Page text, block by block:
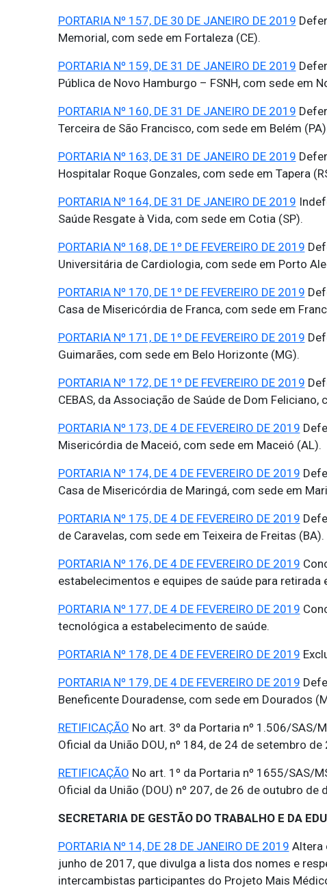
PORTARIA Nº 157, DE 30 DE JANEIRO DE 2019
Memorial, com sede em Fortaleza (CE).
PORTARIA Nº 159, DE 31 DE JANEIRO DE 2019
Pública de Novo Hamburgo – FSNH, com sede em
PORTARIA Nº 160, DE 31 DE JANEIRO DE 2019
Terceira de São Francisco, com sede em Belém
PORTARIA Nº 163, DE 31 DE JANEIRO DE 2019
Hospitalar Roque Gonzales, com sede em Tapera
PORTARIA Nº 164, DE 31 DE JANEIRO DE 2019
Saúde Resgate à Vida, com sede em Cotia (SP).
PORTARIA Nº 168, DE 1º DE FEVEREIRO DE 2019
Universitária de Cardiologia, com sede em Porto
PORTARIA Nº 170, DE 1º DE FEVEREIRO DE 2019
Casa de Misericórdia de Franca, com sede em
PORTARIA Nº 171, DE 1º DE FEVEREIRO DE 2019
Guimarães, com sede em Belo Horizonte (MG).
PORTARIA Nº 172, DE 1º DE FEVEREIRO DE 2019
CEBAS, da Associação de Saúde de Dom Feliciano,
PORTARIA Nº 173, DE 4 DE FEVEREIRO DE 2019
Misericórdia de Maceió, com sede em Maceió (AL).
PORTARIA Nº 174, DE 4 DE FEVEREIRO DE 2019
Casa de Misericórdia de Maringá, com sede em
PORTARIA Nº 175, DE 4 DE FEVEREIRO DE 2019
de Caravelas, com sede em Teixeira de Freitas (BA).
PORTARIA Nº 176, DE 4 DE FEVEREIRO DE 2019
estabelecimentos e equipes de saúde para retirada
PORTARIA Nº 177, DE 4 DE FEVEREIRO DE 2019
tecnológica a estabelecimento de saúde.
PORTARIA Nº 178, DE 4 DE FEVEREIRO DE 2019
PORTARIA Nº 179, DE 4 DE FEVEREIRO DE 2019
Beneficente Douradense, com sede em Dourados
RETIFICAÇÃO No art. 3º da Portaria nº 1.506/SAS/
Oficial da União DOU, nº 184, de 24 de setembro
RETIFICAÇÃO No art. 1º da Portaria nº 1655/SAS/
Oficial da União (DOU) nº 207, de 26 de outubro de
SECRETARIA DE GESTÃO DO TRABALHO E DA
PORTARIA Nº 14, DE 28 DE JANEIRO DE 2019 Altera
junho de 2017, que divulga a lista dos nomes e
intercambistas participantes do Projeto Mais